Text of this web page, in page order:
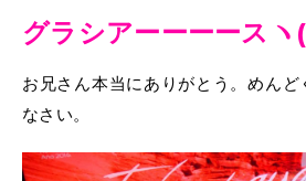
グラシアーーーース
お兄さん本当にありがとう。めん
なさい。